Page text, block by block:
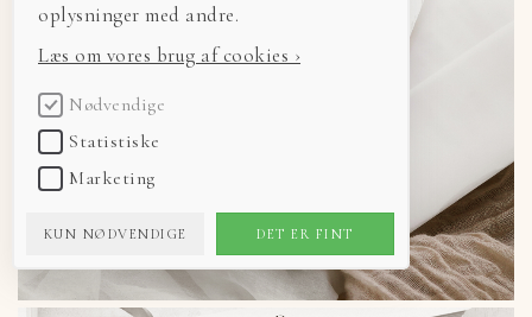
oplysninger med andre.
Læs om vores brug af cookies ›
Nødvendige
Statistiske
Marketing
KUN NØDVENDIGE DET ER FINT